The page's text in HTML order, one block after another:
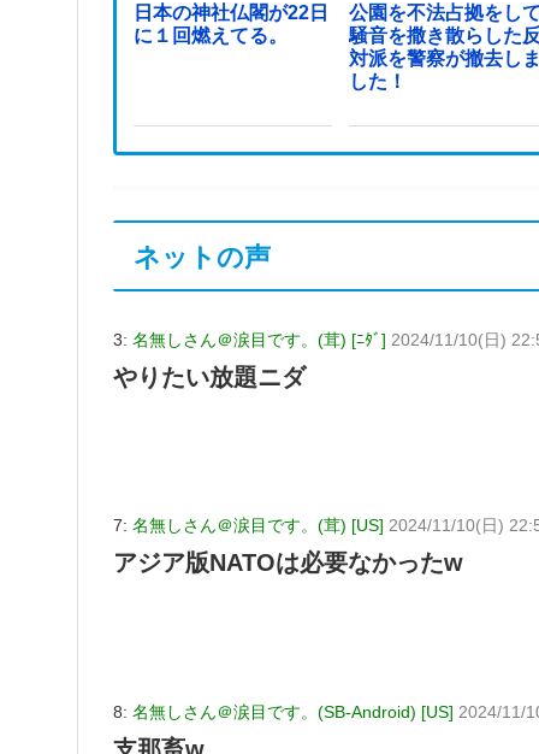
日本の神社仏閣が22日
に１回燃えてる。
公園を不法占拠をし
騒音を撒き散らした
対派を警察が撤去し
した！
ネットの声
3: 名無しさん＠涙目です。(茸) [ﾆﾀﾞ] 2024/11/10(日)
やりたい放題ニダ
7: 名無しさん＠涙目です。(茸) [US] 2024/11/10(日)
アジア版NATOは必要なかったw
8: 名無しさん＠涙目です。(SB-Android) [US] 2024/11/
支那畜w